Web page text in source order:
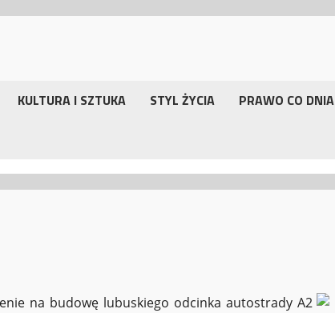
KULTURA I SZTUKA STYL ŻYCIA PRAWO CO DNIA
na budowę lubuskiego odcinka autostrady A2